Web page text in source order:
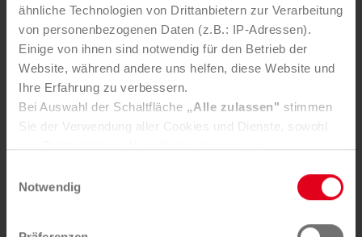
ähnliche Technologien von Drittanbietern zur Verarbeitung
von personenbezogenen Daten (z.B.: IP-Adressen).
Einige von ihnen sind notwendig für den Betrieb der
Website, während andere uns helfen, diese Website und
Ihre Erfahrung zu verbessern.
Bei Auswahl der Schaltfläche „Alle zulassen" stimmen
Sie der Verwendung aller Cookies und Dienste, sowohl
selbst zu entscheiden, welche Cookies-Setzung Sie
Selbstverständlich können Sie über Consent Button in
Notwendig
Weitere News
Mürztaler Sauber­macher bleibt
starker Part­ner der Stadt